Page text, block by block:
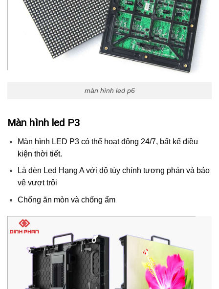
màn hình led p6
Màn hình led P3
Màn hình LED P3 có thể hoạt động 24/7, bất kể điều
kiện thời tiết.
Là đèn Led Hạng A với độ tùy chỉnh tương phản và bảo
vệ vượt trội
Chống ăn mòn và chống ẩm